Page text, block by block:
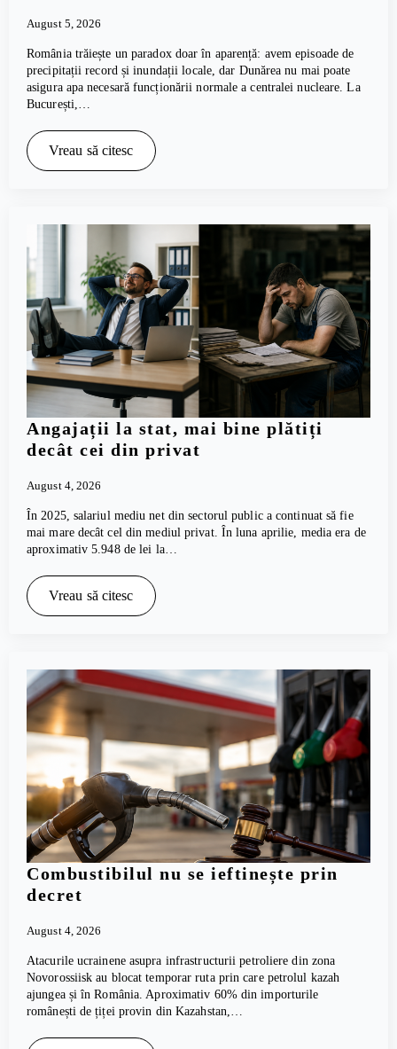
August 5, 2026
România trăiește un paradox doar în aparență: avem episoade de
precipitații record și inundații locale, dar Dunărea nu mai poate
asigura apa necesară funcționării normale a centralei nucleare. La
București,…
Vreau să citesc
Angajații la stat, mai bine plătiți
decât cei din privat
August 4, 2026
În 2025, salariul mediu net din sectorul public a continuat să fie
mai mare decât cel din mediul privat. În luna aprilie, media era de
aproximativ 5.948 de lei la…
Vreau să citesc
Combustibilul nu se ieftinește prin
decret
August 4, 2026
Atacurile ucrainene asupra infrastructurii petroliere din zona
Novorossiisk au blocat temporar ruta prin care petrolul kazah
ajungea și în România. Aproximativ 60% din importurile
românești de țiței provin din Kazahstan,…